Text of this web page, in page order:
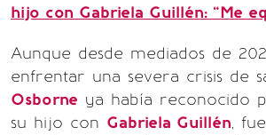
hijo con Gabriela Guillén: “Me
Aunque desde mediados de
enfrentar una severa crisis de
Osborne ya había reconocido
su hijo con Gabriela Guillén,